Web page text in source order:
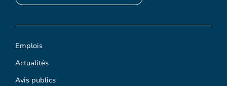
Emplois
Actualités
Avis publics